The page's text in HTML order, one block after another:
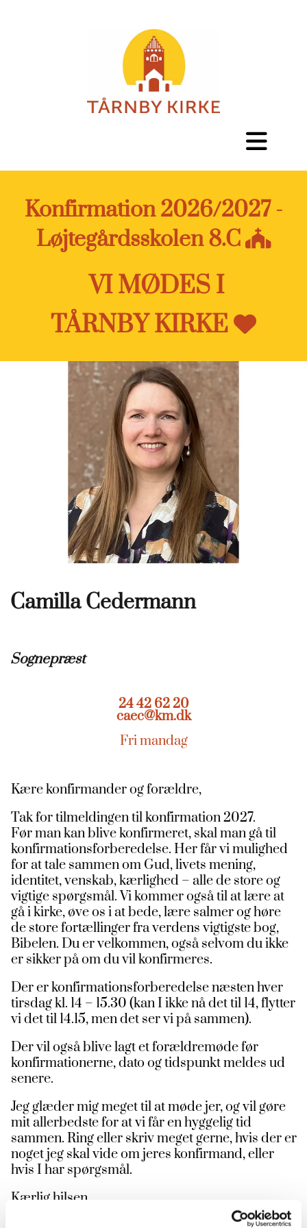
Konfirmation 2026/2027 -
Løjtegårdsskolen 8.C 
VI MØDES I
TÅRNBY KIRKE 
Camilla Cedermann
Sognepræst
24 42 62 20
caec@km.dk
Fri mandag
Kære konfirmander og forældre,
Tak for tilmeldingen til konfirmation 2027.
Før man kan blive konfirmeret, skal man gå til
konfirmationsforberedelse. Her får vi mulighed
for at tale sammen om Gud, livets mening,
identitet, venskab, kærlighed – alle de store og
vigtige spørgsmål. Vi kommer også til at lære at
gå i kirke, øve os i at bede, lære salmer og høre
de store fortællinger fra verdens vigtigste bog,
Bibelen. Du er velkommen, også selvom du ikke
er sikker på om du vil konfirmeres.
Der er konfirmationsforberedelse næsten hver
tirsdag kl. 14 – 15.30 (kan I ikke nå det til 14, flytter
vi det til 14.15, men det ser vi på sammen).
Der vil også blive lagt et forældremøde før
konfirmationerne, dato og tidspunkt meldes ud
senere.
Jeg glæder mig meget til at møde jer, og vil gøre
mit allerbedste for at vi får en hyggelig tid
sammen. Ring eller skriv meget gerne, hvis der er
noget jeg skal vide om jeres konfirmand, eller
hvis I har spørgsmål.
Kærlig hilsen